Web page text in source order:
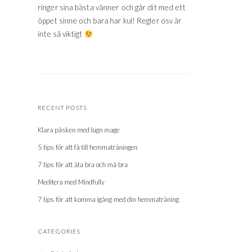
ringer sina bästa vänner och går dit med ett
öppet sinne och bara har kul! Regler osv är
inte så viktigt
RECENT POSTS
Klara påsken med lugn mage
5 tips för att få till hemmaträningen
7 tips för att äta bra och må bra
Meditera med Mindfully
7 tips för att komma igång med din hemmaträning
CATEGORIES